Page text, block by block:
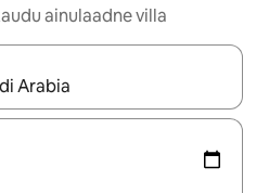
ainulaadne villa
liigu ekraanil nooleklahvidega või